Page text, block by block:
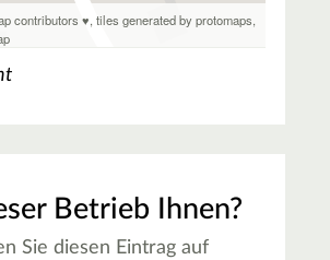
contributors ♥,tiles generated by protomaps,
Betrieb Ihnen?
Sie diesen Eintrag auf